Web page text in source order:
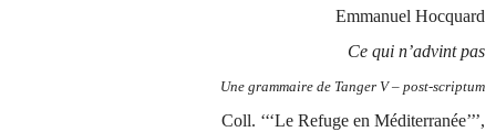
Emmanuel Hocquard
Ce qui n’advint pas
Une grammaire de Tanger V – post-scriptum
Coll. ‘‘‘Le Refuge en Méditerranée’’’,